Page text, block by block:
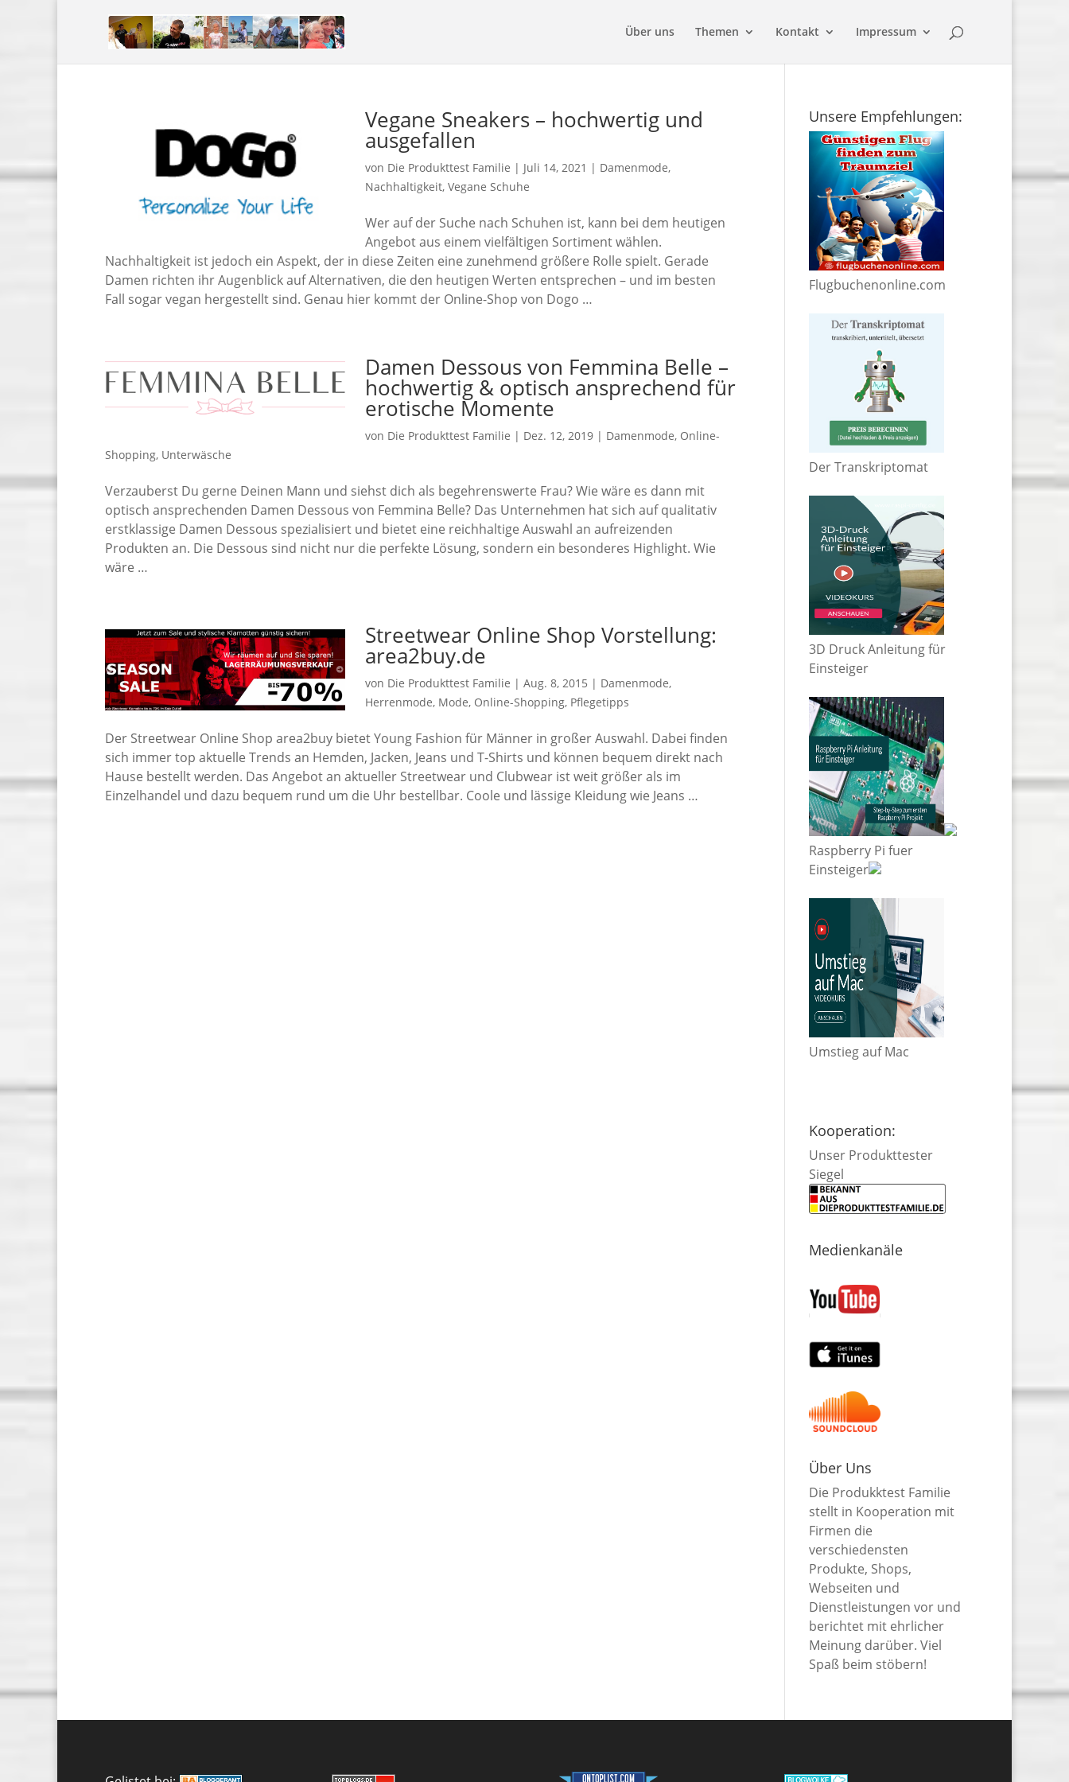
Über uns Themen Kontakt Impressum
Vegane Sneakers – hochwertig und
ausgefallen
von Die Produkttest Familie | Juli 14, 2021 | Damenmode,
Nachhaltigkeit,Vegane Schuhe
Wer auf der Suche nach Schuhen ist, kann bei dem heutigen
Angebot aus einem vielfältigen Sortiment wählen.
Nachhaltigkeit ist jedoch ein Aspekt, der in diese Zeiten eine zunehmend größere Rolle spielt. Gerade
Damen richten ihr Augenblick auf Alternativen, die den heutigen Werten entsprechen – und im besten
Fall sogar vegan hergestellt sind. Genau hier kommt der Online-Shop von Dogo …
Damen Dessous von Femmina Belle –
hochwertig & optisch ansprechend für
erotische Momente
von Die Produkttest Familie | Dez. 12, 2019 | Damenmode, Online-
Shopping, Unterwäsche
Verzauberst Du gerne Deinen Mann und siehst dich als begehrenswerte Frau? Wie wäre es dann mit
optisch ansprechenden Damen Dessous von Femmina Belle? Das Unternehmen hat sich auf qualitativ
erstklassige Damen Dessous spezialisiert und bietet eine reichhaltige Auswahl an aufreizenden
Produkten an. Die Dessous sind nicht nur die perfekte Lösung, sondern ein besonderes Highlight. Wie
wäre …
Streetwear Online Shop Vorstellung:
area2buy.de
von Die Produkttest Familie |Aug. 8, 2015 | Damenmode,
Herrenmode, Mode, Online-Shopping, Pflegetipps
Der Streetwear Online Shop area2buy bietet Young Fashion für Männer in großer Auswahl. Dabei finden
sich immer top aktuelle Trends an Hemden, Jacken, Jeans und T-Shirts und können bequem direkt nach
Hause bestellt werden. Das Angebot an aktueller Streetwear und Clubwear ist weit größer als im
Einzelhandel und dazu bequem rund um die Uhr bestellbar. Coole und lässige Kleidung wie Jeans …
Unsere Empfehlungen:
Flugbuchenonline.com
Der Transkriptomat
3D Druck Anleitung für
Einsteiger
Raspberry Pi fuer
Einsteiger
Umstieg auf Mac
Kooperation:
Unser Produkttester
Siegel
Medienkanäle
Über Uns
Die Produkktest Familie
stellt in Kooperation mit
Firmen die
verschiedensten
Produkte, Shops,
Webseiten und
Dienstleistungen vor und
berichtet mit ehrlicher
Meinung darüber. Viel
Spaß beim stöbern!